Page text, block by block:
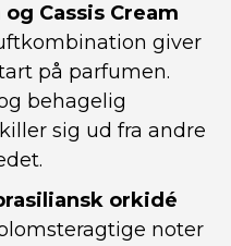
Cassis Cream
giver
på parfumen.
behagelig
sig ud fra andre
orkidé
noter